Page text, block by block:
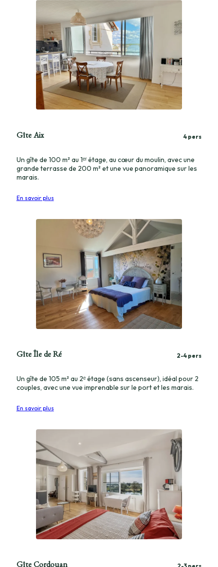
Gîte Aix 4 pers
Un gîte de 100 m² au 1ᵉʳ étage, au cœur du moulin, avec une
grande terrasse de 200 m² et une vue panoramique sur les
marais.
En savoir plus
Gîte Île de Ré 2-4 pers
Un gîte de 105 m² au 2ᵉ étage (sans ascenseur), idéal pour 2
couples, avec une vue imprenable sur le port et les marais.
En savoir plus